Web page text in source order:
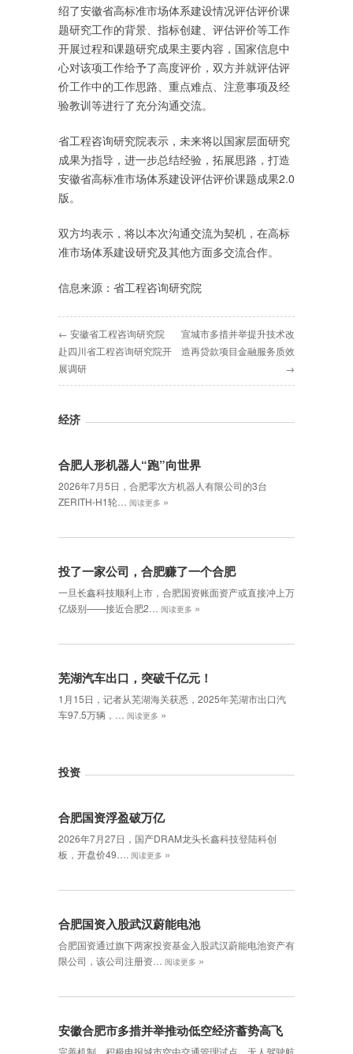
绍了安徽省高标准市场体系建设情况评估评价课
题研究工作的背景、指标创建、评估评价等工作
开展过程和课题研究成果主要内容，国家信息中
心对该项工作给予了高度评价，双方并就评估评
价工作中的工作思路、重点难点、注意事项及经
验教训等进行了充分沟通交流。
省工程咨询研究院表示，未来将以国家层面研究
成果为指导，进一步总结经验，拓展思路，打造
安徽省高标准市场体系建设评估评价课题成果2.0
版。
双方均表示，将以本次沟通交流为契机，在高标
准市场体系建设研究及其他方面多交流合作。
信息来源：省工程咨询研究院
← 安徽省工程咨询研究院
赴四川省工程咨询研究院开
展调研
宣城市多措并举提升技术改
造再贷款项目金融服务质效
→
经济
合肥人形机器人“跑”向世界
2026年7月5日，合肥零次方机器人有限公司的3台
ZERITH-H1轮…
阅读更多 »
投了一家公司，合肥赚了一个合肥
一旦长鑫科技顺利上市，合肥国资账面资产或直接冲上万
亿级别——接近合肥2…
阅读更多 »
芜湖汽车出口，突破千亿元！
1月15日，记者从芜湖海关获悉，2025年芜湖市出口汽
车97.5万辆，…
阅读更多 »
投资
合肥国资浮盈破万亿
2026年7月27日，国产DRAM龙头长鑫科技登陆科创
板，开盘价49…. 阅读更多 »
合肥国资入股武汉蔚能电池
合肥国资通过旗下两家投资基金入股武汉蔚能电池资产有
限公司，该公司注册资…
阅读更多 »
安徽合肥市多措并举推动低空经济蓄势高飞
完善机制。积极申报城市空中交通管理试点、无人驾驶航